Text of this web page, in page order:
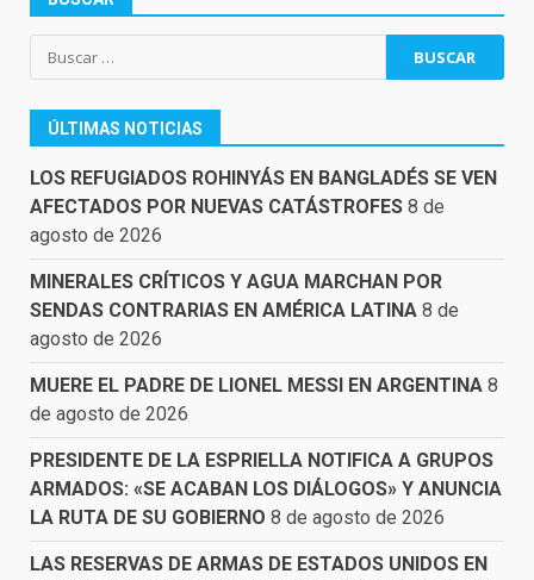
Buscar:
ÚLTIMAS NOTICIAS
LOS REFUGIADOS ROHINYÁS EN BANGLADÉS SE VEN
AFECTADOS POR NUEVAS CATÁSTROFES 8 de
agosto de 2026
MINERALES CRÍTICOS Y AGUA MARCHAN POR
SENDAS CONTRARIAS EN AMÉRICA LATINA 8 de
agosto de 2026
MUERE EL PADRE DE LIONEL MESSI EN ARGENTINA 8
de agosto de 2026
PRESIDENTE DE LA ESPRIELLA NOTIFICA A GRUPOS
ARMADOS: «SE ACABAN LOS DIÁLOGOS» Y ANUNCIA
LA RUTA DE SU GOBIERNO 8 de agosto de 2026
LAS RESERVAS DE ARMAS DE ESTADOS UNIDOS EN